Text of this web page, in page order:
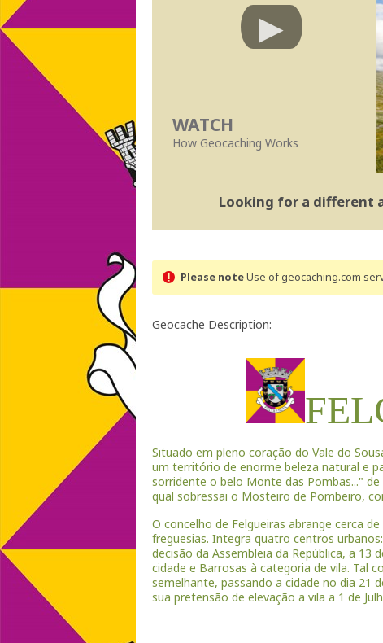
WATCH
How Geocaching Works
Looking for a different
Please noteUse of geocaching.com
Geocache Description:
Situado em pleno coração do Vale do
um território de enorme beleza natural e
sorridente o belo Monte das Pombas..."
qual sobressai o Mosteiro de Pombeiro,
O concelho de Felgueiras abrange cerca
freguesias. Integra quatro centros
decisão da Assembleia da República, a 13
cidade e Barrosas à categoria de vila. Tal
semelhante, passando a cidade no dia 21
sua pretensão de elevação a vila a 1 de